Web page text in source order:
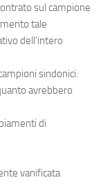
sul campione
tale
dell’intero
sindonici:
avrebbero
di
vanificata